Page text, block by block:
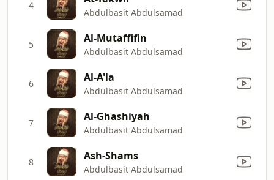
4
Abdulbasit Abdulsamad
5 Al-Mutaffifin
Abdulbasit Abdulsamad
6 Al-A'la
Abdulbasit Abdulsamad
7 Al-Ghashiyah
Abdulbasit Abdulsamad
8 Ash-Shams
Abdulbasit Abdulsamad